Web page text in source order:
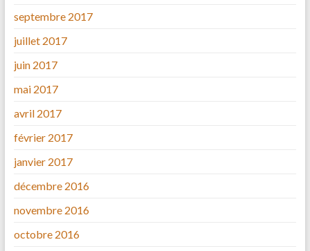
septembre 2017
juillet 2017
juin 2017
mai 2017
avril 2017
février 2017
janvier 2017
décembre 2016
novembre 2016
octobre 2016